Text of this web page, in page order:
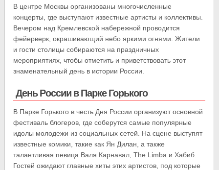
В центре Москвы организованы многочисленные
концерты, где выступают известные артисты и коллективы.
Вечером над Кремлевской набережной проводится
фейерверк, окрашивающий небо яркими огнями. Жители
и гости столицы собираются на праздничных
мероприятиях, чтобы отметить и приветствовать этот
знаменательный день в истории России.
День России в Парке Горького
В Парке Горького в честь Дня России организуют основной
фестиваль блогеров, где соберутся самые популярные
идолы молодежи из социальных сетей. На сцене выступят
известные комики, такие как Ян Дилан, а также
талантливая певица Валя Карнавал, The Limba и Хабиб.
Гостей ожидают главные хиты этих артистов, под которые